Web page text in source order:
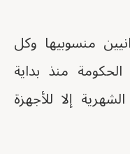
منسوبيها وكل
منذ بداية
إلا للأجهزة